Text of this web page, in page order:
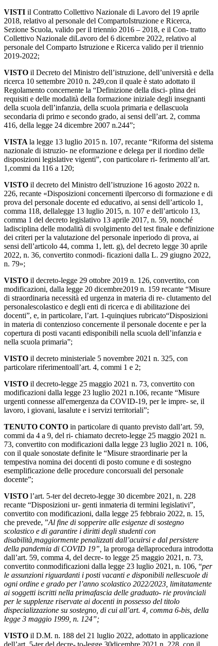
VISTI il Contratto Collettivo Nazionale di Lavoro del 19 aprile
2018, relativo al personale del CompartoIstruzione e Ricerca,
Sezione Scuola, valido per il triennio 2016 – 2018, e il Con- tratto
Collettivo Nazionale diLavoro del 6 dicembre 2022, relativo al
personale del Comparto Istruzione e Ricerca valido per il triennio
2019-2022;
VISTO il Decreto del Ministro dell’istruzione, dell’università e della
ricerca 10 settembre 2010 n. 249,con il quale è stato adottato il
Regolamento concernente la “Definizione della disci- plina dei
requisiti e delle modalità della formazione iniziale degli insegnanti
della scuola dell’infanzia, della scuola primaria e dellascuola
secondaria di primo e secondo grado, ai sensi dell’art. 2, comma
416, della legge 24 dicembre 2007 n.244”;
VISTA la legge 13 luglio 2015 n. 107, recante “Riforma del sistema
nazionale di istruzio- ne eformazione e delega per il riordino delle
disposizioni legislative vigenti”, con particolare ri- ferimento all’art.
1,commi da 116 a 120;
VISTO il decreto del Ministro dell’istruzione 16 agosto 2022 n.
226, recante «Disposizioni concernenti ilpercorso di formazione e di
prova del personale docente ed educativo, ai sensi dell’articolo 1,
comma 118, dellalegge 13 luglio 2015, n. 107 e dell’articolo 13,
comma 1 del decreto legislativo 13 aprile 2017, n. 59, nonché
ladisciplina delle modalità di svolgimento del test finale e definizione
dei criteri per la valutazione del personale inperiodo di prova, ai
sensi dell’articolo 44, comma 1, lett. g), del decreto legge 30 aprile
2022, n. 36, convertito conmodi- ficazioni dalla L. 29 giugno 2022,
n. 79»;
VISTO il decreto-legge 29 ottobre 2019 n. 126, convertito, con
modificazioni, dalla legge 20 dicembre2019 n. 159 recante “Misure
di straordinaria necessità ed urgenza in materia di re- clutamento del
personalescolastico e degli enti di ricerca e di abilitazione dei
docenti”, e, in particolare, l’art. 1-quinqiues rubricato“Disposizioni
in materia di contenzioso concernente il personale docente e per la
copertura di posti vacanti edisponibili nella scuola dell’infanzia e
nella scuola primaria”;
VISTO il decreto ministeriale 5 novembre 2021 n. 325, con
particolare riferimentoall’art. 4, commi 1 e 2;
VISTO il decreto-legge 25 maggio 2021 n. 73, convertito con
modificazioni dalla legge 23 luglio 2021 n.106, recante “Misure
urgenti connesse all'emergenza da COVID-19, per le impre- se, il
lavoro, i giovani, lasalute e i servizi territoriali”;
TENUTO CONTO in particolare di quanto previsto dall’art. 59,
commi da 4 a 9, del ri- chiamato decreto-legge 25 maggio 2021 n.
73, convertito con modificazioni dalla legge 23 luglio 2021 n. 106,
con il quale sonostate definite le “Misure straordinarie per la
tempestiva nomina dei docenti di posto comune e di sostegno
esemplificazione delle procedure concorsuali del personale
docente”;
VISTO l’art. 5-ter del decreto-legge 30 dicembre 2021, n. 228
recante “Disposizioni ur- genti inmateria di termini legislativi”,
convertito con modificazioni, dalla legge 25 febbraio 2022, n. 15,
che prevede, ”Al fine di sopperire alle esigenze di sostegno
scolastico e di garantire i diritti degli studenti con
disabilità,maggiormente penalizzati dall’acuirsi e dal persistere
della pandemia di COVID 19”, la proroga dellaprocedura introdotta
dall’art. 59, comma 4, del decre- to legge 25 maggio 2021, n. 73,
convertito conmodificazioni dalla legge 23 luglio 2021, n. 106, “per
le assunzioni riguardanti i posti vacanti e disponibili nellescuole di
ogni ordine e grado per l’anno scolastico 2022/2023, limitatamente
ai soggetti iscritti nella primafascia delle graduato- rie provinciali
per le supplenze riservate ai docenti in possesso del titolo
dispecializzazione su sostegno, di cui all’art. 4, comma 6-bis, della
legge 3 maggio 1999, n. 124”;
VISTO il D.M. n. 188 del 21 luglio 2022, adottato in applicazione
dell’art. 5-ter del decre- to-legge 30dicembre 2021 n. 228, con il